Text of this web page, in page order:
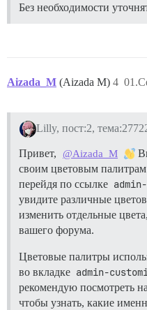
Без необходимости
Aizada_M (Aizada M) 4
Lilly, пост:2,
Привет, @Aizada_M
своим цветовым
перейдя по ссылке
увидите различные
изменить отдельные
вашего форума.
Цветовые палитры
во вкладке admin-
рекомендую посмотреть
чтобы узнать, какие